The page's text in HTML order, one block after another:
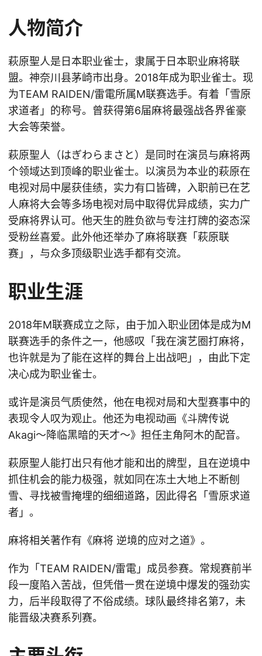
人物简介
萩原聖人是日本职业雀士，隶属于日本职业麻将联
盟。神奈川县茅崎市出身。2018年成为职业雀士。现
为TEAM RAIDEN/雷電所属M联赛选手。有着「雪原
求道者」的称号。曾获得第6届麻将最强战各界雀豪
大会等荣誉。
萩原聖人（はぎわらまさと）是同时在演员与麻将两
个领域达到顶峰的职业雀士。以演员为本业的萩原在
电视对局中屡获佳绩，实力有口皆碑，入职前已在艺
人麻将大会等多场电视对局中取得优异成绩，实力广
受麻将界认可。他天生的胜负欲与专注打牌的姿态深
受粉丝喜爱。此外他还举办了麻将联赛「萩原联
赛」，与众多顶级职业选手都有交流。
职业生涯
2018年M联赛成立之际，由于加入职业团体是成为M
联赛选手的条件之一，他感叹「我在演艺圈打麻将，
也许就是为了能在这样的舞台上出战吧」，由此下定
决心成为职业雀士。
或许是演员气质使然，他在电视对局和大型赛事中的
表现令人叹为观止。他还为电视动画《斗牌传说
Akagi～降临黑暗的天才～》担任主角阿木的配音。
萩原聖人能打出只有他才能和出的牌型，且在逆境中
抓住机会的能力极强，就如同在冻土大地上不断刨
雪、寻找被雪掩埋的细细道路，因此得名「雪原求道
者」。
麻将相关著作有《麻将 逆境的应对之道》。
作为「TEAM RAIDEN/雷電」成员参赛。常规赛前半
段一度陷入苦战，但凭借一贯在逆境中爆发的强劲实
力，后半段取得了不俗成绩。球队最终排名第7，未
能晋级决赛系列赛。